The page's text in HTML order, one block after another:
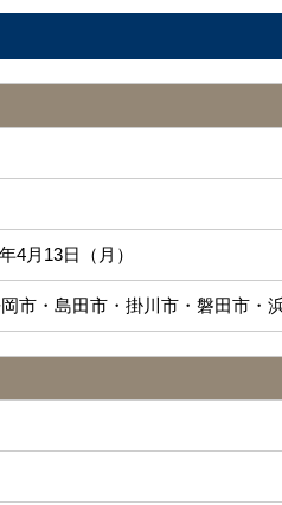
4月13日（月）
市・島田市・掛川市・磐田市・